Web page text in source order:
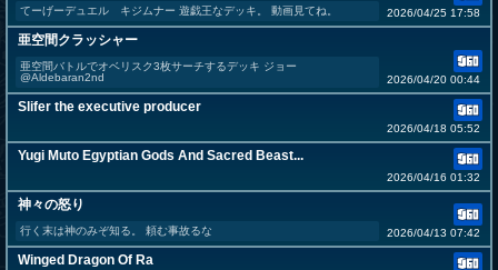
てーげーデュエル キジムナー 遊戯王なデッキ。 動画見てね。 2026/04/25 17:58
亜空間クラッシャー
亜空間バトルでオベリスク3枚サーチするデッキ ジョー
@Aldebaran2nd
2026/04/20 00:44
Slifer the executive producer
2026/04/18 05:52
Yugi Muto Egyptian Gods And Sacred Beast...
2026/04/16 01:32
神々の怒り
行く末は神のみぞ知る。 頼む事故るな 2026/04/13 07:42
Winged Dragon Of Ra